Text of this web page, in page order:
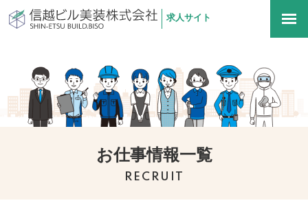
信越ビル美装株式会社
求人サイト
お仕事情報一覧
RECRUIT